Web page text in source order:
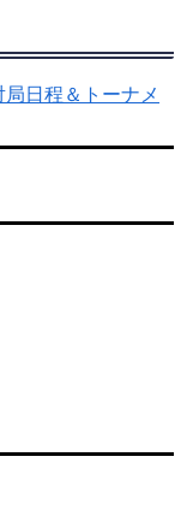
日程＆トーナメ